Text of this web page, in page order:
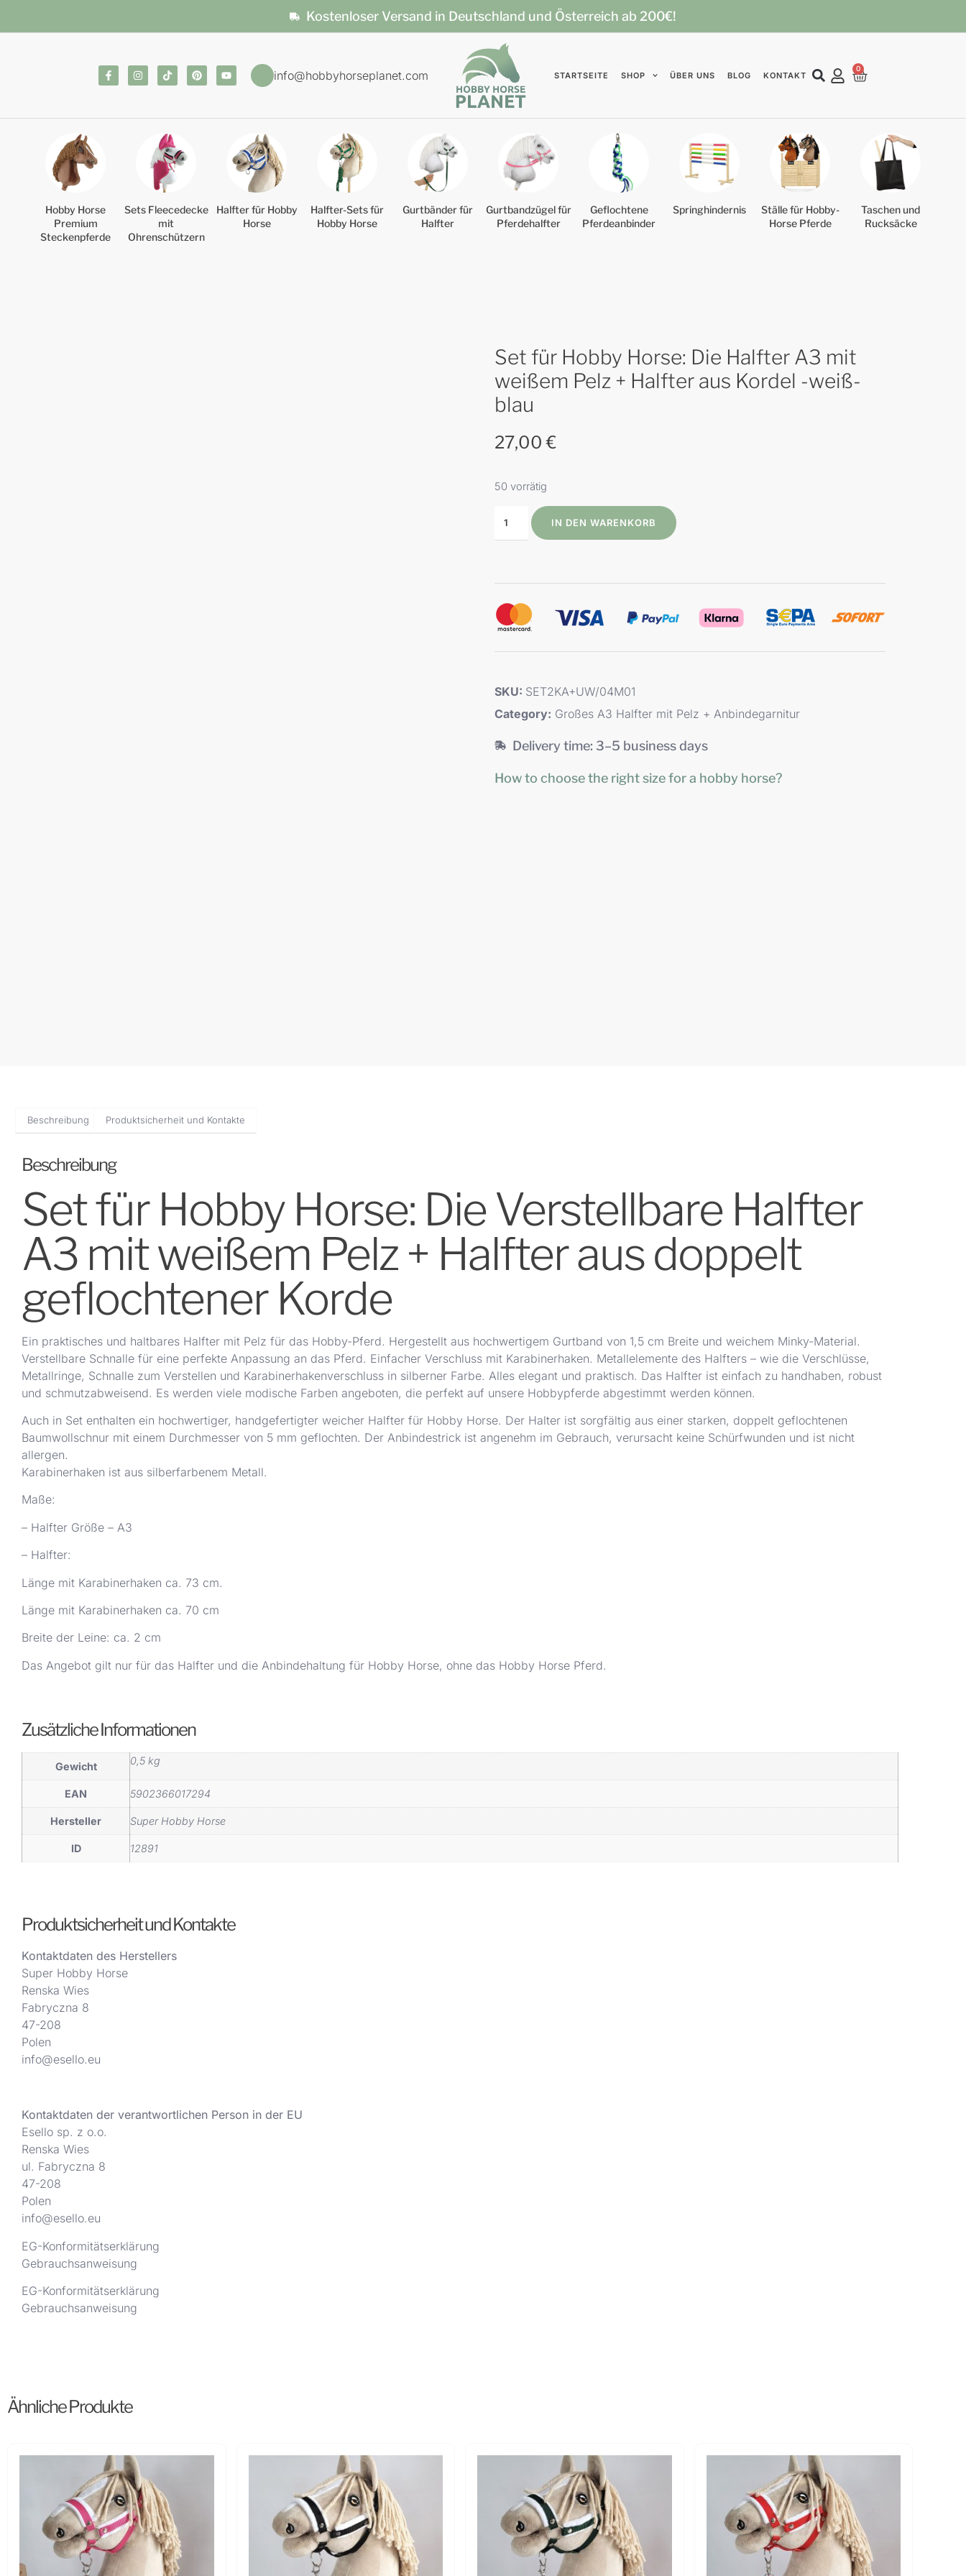
Kostenloser Versand in Deutschland und Österreich ab 200€!
info@hobbyhorseplanet.com STARTSEITE SHOP ÜBER UNS BLOG KONTAKT
0
Hobby Horse
Premium
Steckenpferde
Sets Fleecedecke
mit
Ohrenschützern
Halfter für Hobby
Horse
Halfter-Sets für
Hobby Horse
Gurtbänder für
Halfter
Gurtbandzügel für
Pferdehalfter
Geflochtene
Pferdeanbinder
Springhindernis
Ställe für Hobby-
Horse Pferde
Taschen und
Rucksäcke
Set für Hobby Horse: Die Halfter A3 mit
weißem Pelz + Halfter aus Kordel -weiß-
blau
27,00€
50 vorrätig
IN DEN WARENKORB
SKU: SET2KA+UW/04M01
Category: Großes A3 Halfter mit Pelz + Anbindegarnitur
Delivery time: 3–5 business days
How to choose the right size for a hobby horse?
Beschreibung Produktsicherheit und Kontakte
Beschreibung
Set für Hobby Horse: Die Verstellbare Halfter
A3 mit weißem Pelz + Halfter aus doppelt
geflochtener Korde
Ein praktisches und haltbares Halfter mit Pelz für das Hobby-Pferd. Hergestellt aus hochwertigem Gurtband von 1,5 cm Breite und weichem Minky-Material.
Verstellbare Schnalle für eine perfekte Anpassung an das Pferd. Einfacher Verschluss mit Karabinerhaken. Metallelemente des Halfters – wie die Verschlüsse,
Metallringe, Schnalle zum Verstellen und Karabinerhakenverschluss in silberner Farbe. Alles elegant und praktisch. Das Halfter ist einfach zu handhaben, robust
und schmutzabweisend. Es werden viele modische Farben angeboten, die perfekt auf unsere Hobbypferde abgestimmt werden können.
Auch in Set enthalten ein hochwertiger, handgefertigter weicher Halfter für Hobby Horse. Der Halter ist sorgfältig aus einer starken, doppelt geflochtenen
Baumwollschnur mit einem Durchmesser von 5 mm geflochten. Der Anbindestrick ist angenehm im Gebrauch, verursacht keine Schürfwunden und ist nicht
allergen.
Karabinerhaken ist aus silberfarbenem Metall.
Maße:
– Halfter Größe – A3
– Halfter:
Länge mit Karabinerhaken ca. 73 cm.
Länge mit Karabinerhaken ca. 70 cm
Breite der Leine: ca. 2 cm
Das Angebot gilt nur für das Halfter und die Anbindehaltung für Hobby Horse, ohne das Hobby Horse Pferd.
Zusätzliche Informationen
Gewicht 0,5 kg
EAN 5902366017294
Hersteller Super Hobby Horse
ID 12891
Produktsicherheit und Kontakte
Kontaktdaten des Herstellers
Super Hobby Horse
Renska Wies
Fabryczna 8
47-208
Polen
info@esello.eu
Kontaktdaten der verantwortlichen Person in der EU
Esello sp. z o.o.
Renska Wies
ul. Fabryczna 8
47-208
Polen
info@esello.eu
EG-Konformitätserklärung
Gebrauchsanweisung
EG-Konformitätserklärung
Gebrauchsanweisung
Ähnliche Produkte